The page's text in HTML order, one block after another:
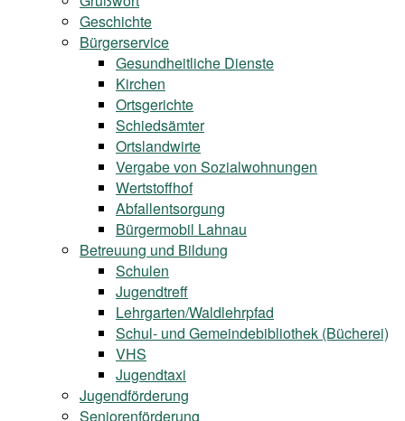
Geschichte
Bürgerservice
Gesundheitliche Dienste
Kirchen
Ortsgerichte
Schiedsämter
Ortslandwirte
Vergabe von Sozialwohnungen
Wertstoffhof
Abfallentsorgung
Bürgermobil Lahnau
Betreuung und Bildung
Schulen
Jugendtreff
Lehrgarten/Waldlehrpfad
Schul- und Gemeindebibliothek (Bücherei)
VHS
Jugendtaxi
Jugendförderung
Seniorenförderung